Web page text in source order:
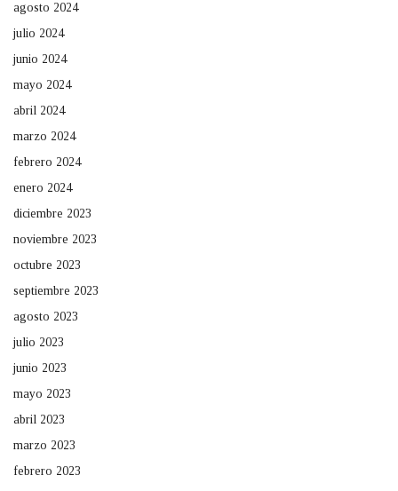
agosto 2024
julio 2024
junio 2024
mayo 2024
abril 2024
marzo 2024
febrero 2024
enero 2024
diciembre 2023
noviembre 2023
octubre 2023
septiembre 2023
agosto 2023
julio 2023
junio 2023
mayo 2023
abril 2023
marzo 2023
febrero 2023